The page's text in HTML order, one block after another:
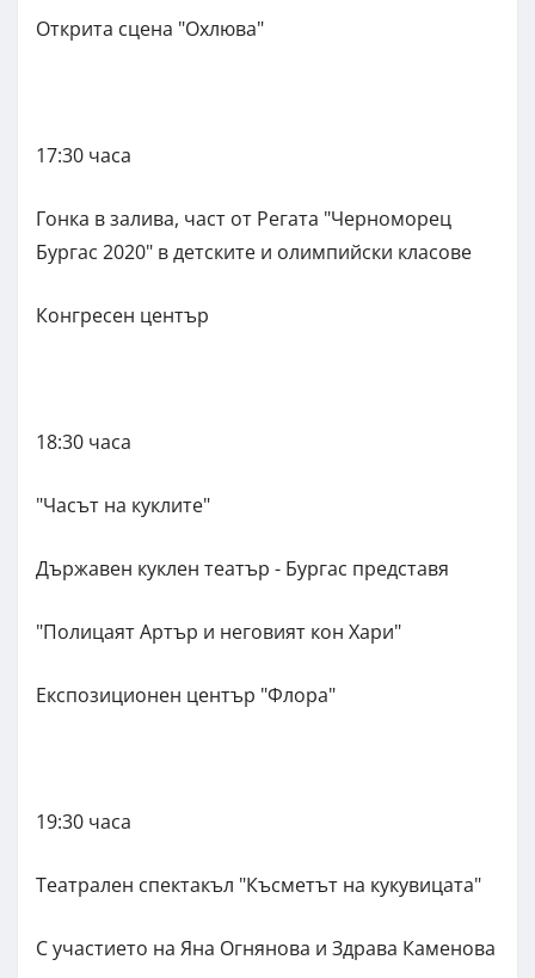
Открита сцена "Охлюва"
17:30 часа
Гонка в залива, част от Регата "Черноморец
Бургас 2020" в детските и олимпийски класове
Конгресен център
18:30 часа
"Часът на куклите"
Държавен куклен театър - Бургас представя
"Полицаят Артър и неговият кон Хари"
Експозиционен център "Флора"
19:30 часа
Театрален спектакъл "Късметът на кукувицата"
С участието на Яна Огнянова и Здрава Каменова